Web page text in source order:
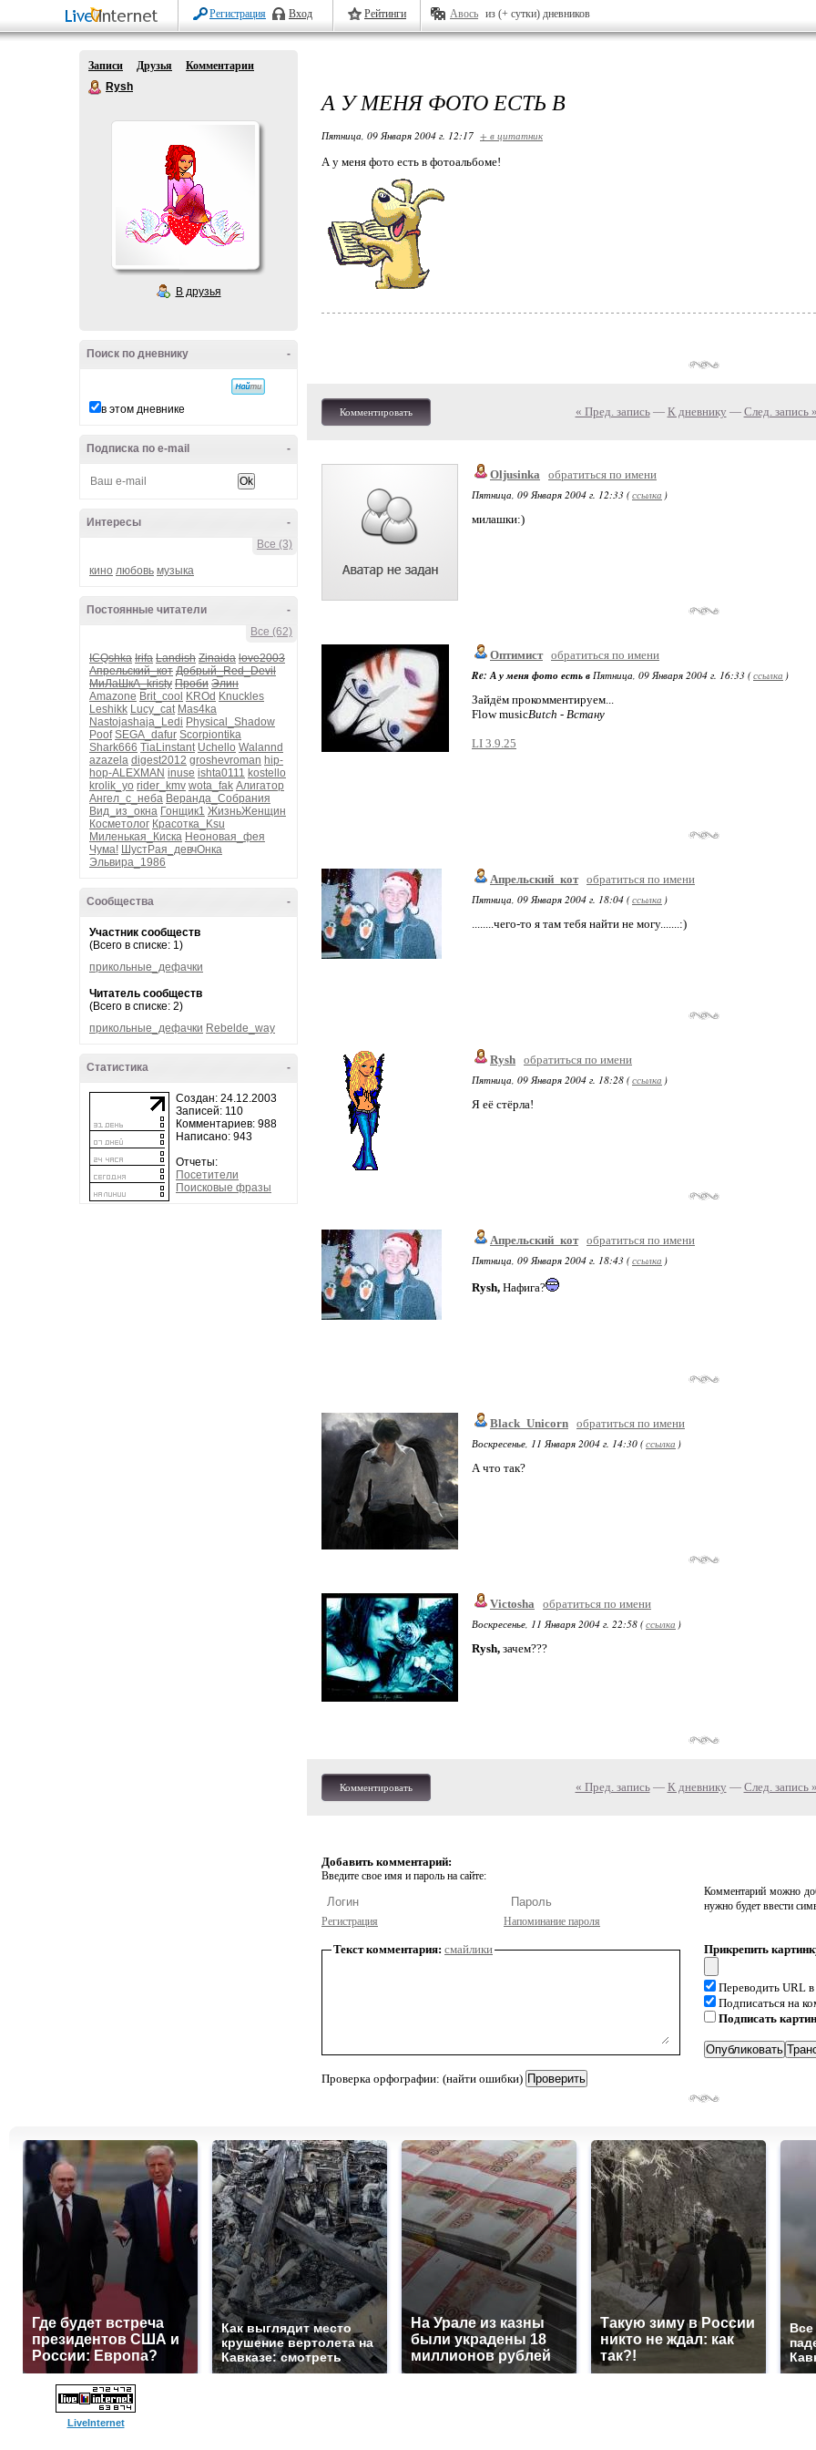
Регистрация Вход Рейтинги Авось из (+ сутки) дневников
Записи Друзья
Комментарии
Rysh
В друзья
-
Поиск по дневнику
в этом дневнике
-
Подписка по e-mail
-
Интересы
Все (3)
кино любовь музыка
-
Постоянные читатели
Все (62)
ICQshka Irifa Landish Zinaida love2003
Апрельский_кот Добрый_Red_Devil
МиЛаШкА_kristy Проби Элин
Amazone Brit_cool KROd Knuckles
Leshikk Lucy_cat Mas4ka
Nastojashaja_Ledi Physical_Shadow
Poof SEGA_dafur Scorpiontika
Shark666 TiaLinstant Uchello Walannd
azazela digest2012 groshevroman hip-
hop-ALEXMAN inuse ishta0111 kostello
krolik_yo rider_kmv wota_fak Алигатор
Ангел_с_неба Веранда_Собрания
Вид_из_окна Гонщик1 ЖизньЖенщин
Косметолог Красотка_Ksu
Миленькая_Киска Неоновая_фея
Чума! ШустРая_девчОнка
Эльвира_1986
-
Сообщества
Участник сообществ
(Всего в списке: 1)
прикольные_дефачки
Читатель сообществ
(Всего в списке: 2)
прикольные_дефачки Rebelde_way
-
Статистика
Создан: 24.12.2003
Записей: 110
Комментариев: 988
Написано: 943
Отчеты:
Посетители
Поисковые фразы
А У МЕНЯ ФОТО ЕСТЬ В
Пятница, 09 Января 2004 г. 12:17 + в цитатник
А у меня фото есть в фотоальбоме!
Комментировать « Пред. запись— К дневнику — След. запись »
Oljusinka
обратиться по имени
Пятница, 09 Января 2004 г. 12:33 (ссылка )
милашки:)
Оптимист обратиться по имени
Re: А у меня фото есть в Пятница, 09 Января 2004 г. 16:33 (ссылка )
Зайдём прокомментируем...
Flow musicButch - Встану
LI 3.9.25
Апрельский_кот обратиться по имени
Пятница, 09 Января 2004 г. 18:04 (ссылка )
........чего-то я там тебя найти не могу.......:)
Rysh обратиться по имени
Пятница, 09 Января 2004 г. 18:28 (ссылка )
Я её стёрла!
Апрельский_кот обратиться по имени
Пятница, 09 Января 2004 г. 18:43 (ссылка )
Rysh, Нафига?
Black_Unicorn обратиться по имени
Воскресенье, 11 Января 2004 г. 14:30 (ссылка )
А что так?
Victosha
обратиться по имени
Воскресенье, 11 Января 2004 г. 22:58 (ссылка )
Rysh, зачем???
Комментировать « Пред. запись— К дневнику — След. запись »
Добавить комментарий:
Введите свое имя и пароль на сайте:
Регистрация Напоминание пароля
Комментарий можно
нужно будет ввести
Текст комментария: смайлики
Проверка орфографии: (найти ошибки)
Прикрепить
Переводить URL
Подписаться на
Подписать
Где будет встреча
президентов США и
России: Европа?
Как выглядит место
крушение вертолета на
Кавказе: смотреть
На Урале из казны
были украдены 18
миллионов рублей
Такую зиму в России
никто не ждал: как
так?!
Все
LiveInternet